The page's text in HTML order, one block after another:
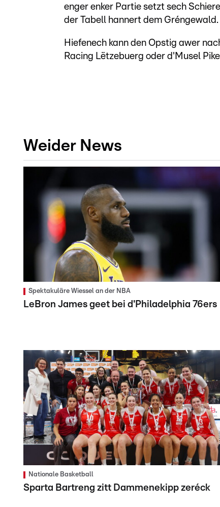
enger enker Partie setzt sech
der Tabell hannert dem Gréngewald.
Hiefenech kann den Opstig awer
Racing Lëtzebuerg oder d'Musel
Weider News
Spektakuläre Wiessel an der NBA
LeBron James geet bei d'Philadelphia 76ers
Nationale Basketball
Sparta Bartreng zitt Dammenekipp zeréck